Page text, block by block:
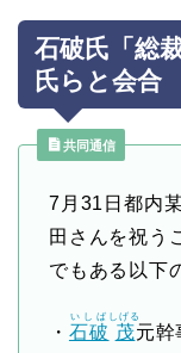
石破氏「総
氏らと会合
共同通信
7月31日都内
田さんを祝う
でもある以下
・ 石破
いしば
茂
しげる
元幹